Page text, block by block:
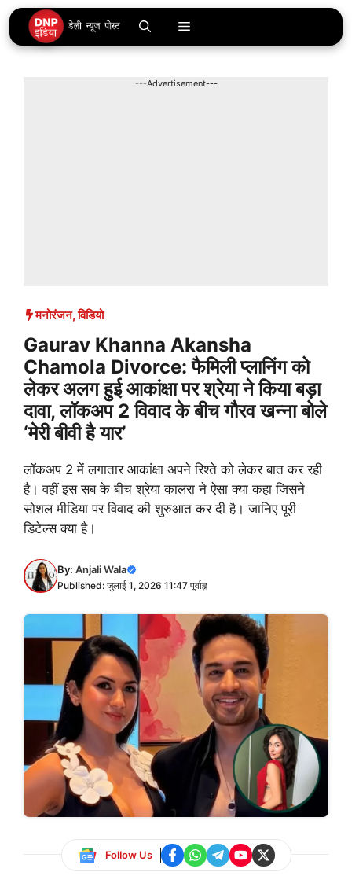
Skip
to
content
Menu
---Advertisement---
मनोरंजन,विडियो
Gaurav Khanna Akansha
Chamola Divorce: फैमिली प्लानिंग को
लेकर अलग हुई आकांक्षा पर श्रेया ने किया बड़ा
दावा, लॉकअप 2 विवाद के बीच गौरव खन्ना बोले
‘मेरी बीवी है यार’
लॉकअप 2 में लगातार आकांक्षा अपने रिश्ते को लेकर बात कर रही
है। वहीं इस सब के बीच श्रेया कालरा ने ऐसा क्या कहा जिसने
सोशल मीडिया पर विवाद की शुरुआत कर दी है। जानिए पूरी
डिटेल्स क्या है।
By: Anjali Wala
Published: जुलाई 1, 2026 11:47 पूर्वाह्न
Follow Us